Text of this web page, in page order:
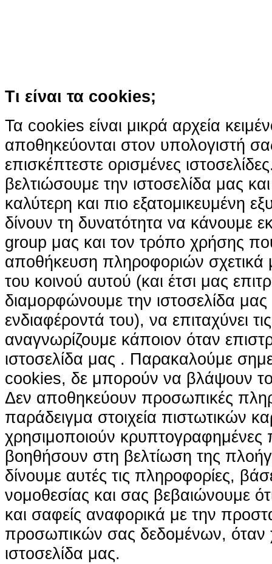
Τι είναι τα cookies;
Τα cookies είναι μικρά αρχεία
αποθηκεύονται στον υπολογιστή
επισκέπτεστε ορισμένες
βελτιώσουμε την ιστοσελίδα μας
καλύτερη και πιο εξατομικευμένη
δίνουν τη δυνατότητα να κάνουμε
group μας και τον τρόπο χρήσης
αποθήκευση πληροφοριών σχετικά
του κοινού αυτού (και έτσι μας
διαμορφώνουμε την ιστοσελίδα
ενδιαφέροντά του), να επιταχύνει
αναγνωρίζουμε κάποιον όταν
ιστοσελίδα μας . Παρακαλούμε
cookies, δε μπορούν να βλάψουν
Δεν αποθηκεύουν προσωπικές
παράδειγμα στοιχεία πιστωτικών
χρησιμοποιούν κρυπτογραφημένες
βοηθήσουν στη βελτίωση της
δίνουμε αυτές τις πληροφορίες,
νομοθεσίας και σας βεβαιώνουμε ότι
και σαφείς αναφορικά με την
προσωπικών σας δεδομένων, όταν
ιστοσελίδα μας.